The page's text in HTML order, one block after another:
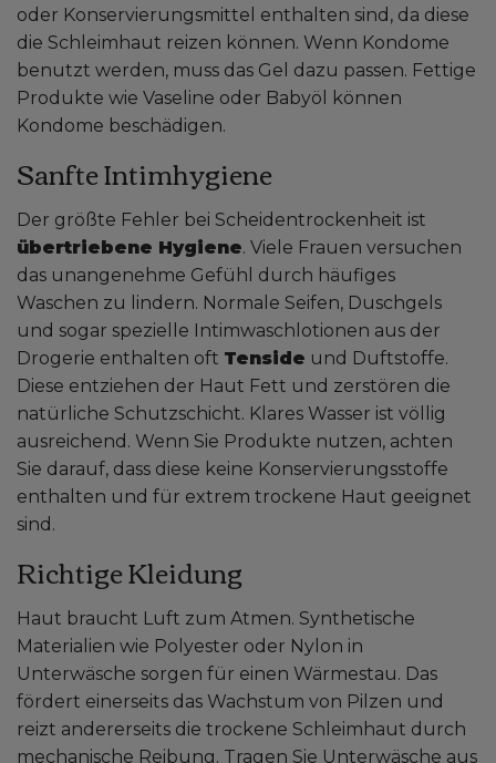
oder Konservierungsmittel enthalten sind, da diese
die Schleimhaut reizen können. Wenn Kondome
benutzt werden, muss das Gel dazu passen. Fettige
Produkte wie Vaseline oder Babyöl können
Kondome beschädigen.
Sanfte Intimhygiene
Der größte Fehler bei Scheidentrockenheit ist
übertriebene Hygiene. Viele Frauen versuchen
das unangenehme Gefühl durch häufiges
Waschen zu lindern. Normale Seifen, Duschgels
und sogar spezielle Intimwaschlotionen aus der
Drogerie enthalten oft Tenside und Duftstoffe.
Diese entziehen der Haut Fett und zerstören die
natürliche Schutzschicht. Klares Wasser ist völlig
ausreichend. Wenn Sie Produkte nutzen, achten
Sie darauf, dass diese keine Konservierungsstoffe
enthalten und für extrem trockene Haut geeignet
sind.
Richtige Kleidung
Haut braucht Luft zum Atmen. Synthetische
Materialien wie Polyester oder Nylon in
Unterwäsche sorgen für einen Wärmestau. Das
fördert einerseits das Wachstum von Pilzen und
reizt andererseits die trockene Schleimhaut durch
mechanische Reibung. Tragen Sie Unterwäsche aus